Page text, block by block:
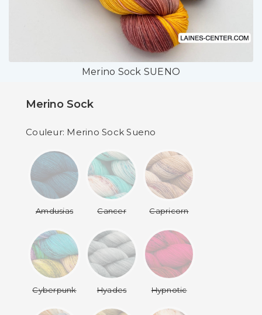
Merino Sock SUENO
Merino Sock
Couleur: Merino Sock Sueno
Amdusias Cancer Capricorn
Cyberpunk Hyades Hypnotic